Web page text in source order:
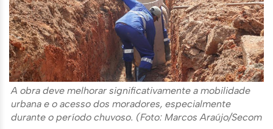
A obra deve melhorar significativamente a mobilidade
urbana e o acesso dos moradores, especialmente
durante o período chuvoso. (Foto: Marcos Araújo/Secom